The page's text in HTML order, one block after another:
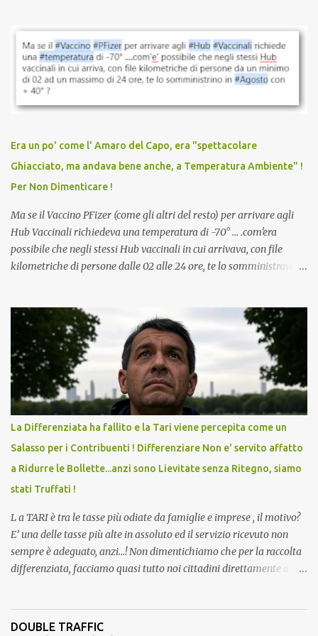
vaccinazione. Non avevamo mai sentito parlare di ricompense,
sconti, incentivi per vaccinarsi. Non avevamo mai visto
discriminazioni per coloro che non l’hanno fatto. Se non sei stato
vaccinato, nessuno aveva prima cercato di farti sentire una
persona cattiva. Non avevamo mai visto un vaccino che minacci le
vaccino usato per minacciare i mezzi di sussistenza, il lavoro o la
scuola. Non avevamo mai visto un vaccino che permettesse a un
dodicenne di ignorare il consenso dei genitori. Dopo tutti i vaccini
che abbiamo elencato sopra...
Era un po' come l' Amaro del Capo, era "spettacolare
Ghiacciato, ma andava bene anche, a Temperatura Ambiente" !
Per Non Dimenticare !
Ma se il Vaccino PFizer (come gli altri del resto) per arrivare agli
Hub Vaccinali richiedeva una temperatura di -70° ... .com'era
possibile che negli stessi Hub vaccinali in cui arrivava, con file
kilometriche di persone dalle 02 alle 24 ore, te lo somministravano
Vaccino come: l' Amaro del Capo, era "spettacolare Ghiacciato, ma
andava bene anche, a Temperatura Ambiente"! Riproponiamo
l'articolo per NON Dimenticare!
La Differenziata ha fallito e la Tari viene percepita come un
Salasso per i Contribuenti ! Differenziare Non e' servito affatto
a Ridurre le Bollette...anzi sono Lievitate senza Ritegno, siamo
stati Truffati !
L a TARI è tra le tasse più odiate da famiglie e imprese , il motivo?
E’ una delle tasse più alte in assoluto ed il servizio ricevuto non
sempre è adeguato, anzi…! Non dimentichiamo che per la raccolta
differenziata, facciamo quasi tutto noi cittadini direttamente a
come terrazzi o giardini). Inoltre dobbiamo perdere tempo a
DOUBLE TRAFFIC